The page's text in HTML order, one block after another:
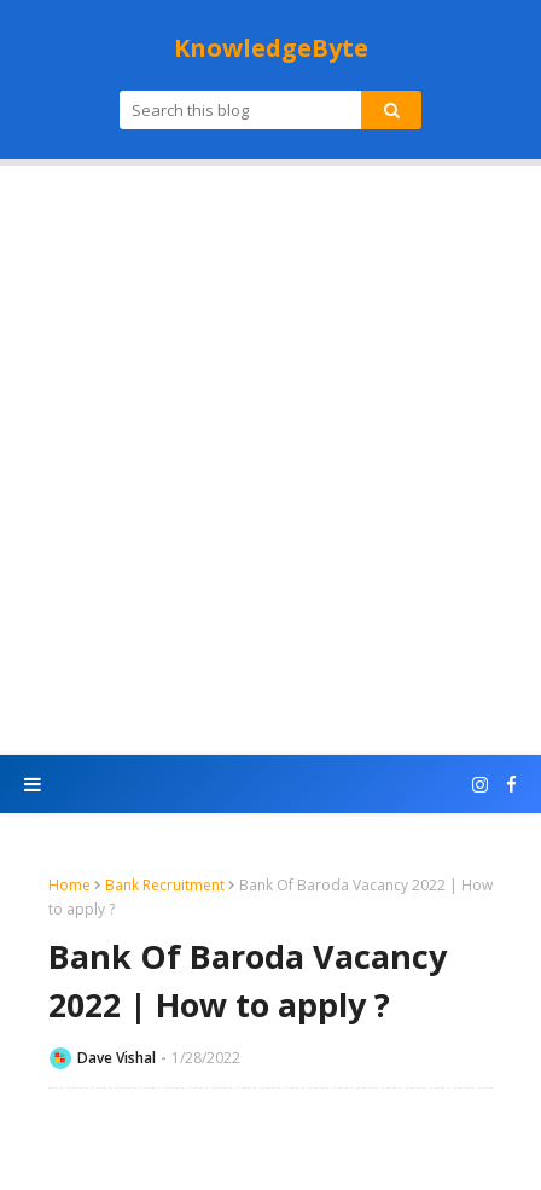
KnowledgeByte
Home Bank Recruitment
Bank Of Baroda Vacancy 2022 | How
to apply ?
Bank Of Baroda Vacancy
2022 | How to apply ?
Dave Vishal 1/28/2022